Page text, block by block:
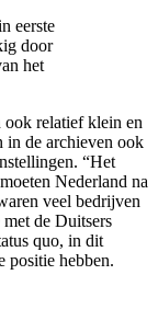
eerste
door
het
ook relatief klein en
in de archieven ook
“Het
Nederland na
veel bedrijven
de Duitsers
quo, in dit
positie hebben.